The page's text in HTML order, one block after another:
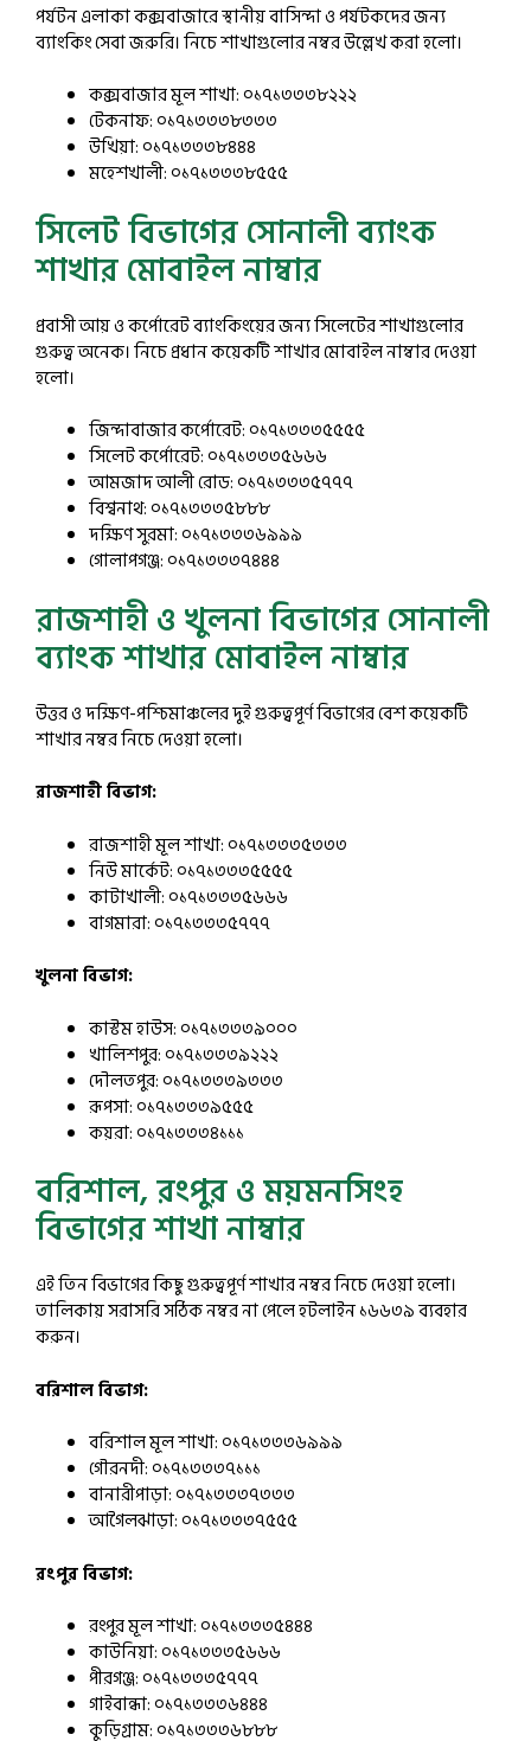
পর্যটন এলাকা কক্সবাজারে স্থানীয় বাসিন্দা ও পর্যটকদের জন্য
ব্যাংকিং সেবা জরুরি। নিচে শাখাগুলোর নম্বর উল্লেখ করা হলো।
কক্সবাজার মূল শাখা: ০১৭১৩৩৩৮২২২
টেকনাফ: ০১৭১৩৩৩৮৩৩৩
উখিয়া: ০১৭১৩৩৩৮৪৪৪
মহেশখালী: ০১৭১৩৩৩৮৫৫৫
সিলেট বিভাগের সোনালী ব্যাংক
শাখার মোবাইল নাম্বার
প্রবাসী আয় ও কর্পোরেট ব্যাংকিংয়ের জন্য সিলেটের শাখাগুলোর
গুরুত্ব অনেক। নিচে প্রধান কয়েকটি শাখার মোবাইল নাম্বার দেওয়া
হলো।
জিন্দাবাজার কর্পোরেট: ০১৭১৩৩৩৫৫৫৫
সিলেট কর্পোরেট: ০১৭১৩৩৩৫৬৬৬
আমজাদ আলী রোড: ০১৭১৩৩৩৫৭৭৭
বিশ্বনাথ: ০১৭১৩৩৩৫৮৮৮
দক্ষিণ সুরমা: ০১৭১৩৩৩৬৯৯৯
গোলাপগঞ্জ: ০১৭১৩৩৩৭৪৪৪
রাজশাহী ও খুলনা বিভাগের সোনালী
ব্যাংক শাখার মোবাইল নাম্বার
উত্তর ও দক্ষিণ-পশ্চিমাঞ্চলের দুই গুরুত্বপূর্ণ বিভাগের বেশ কয়েকটি
শাখার নম্বর নিচে দেওয়া হলো।
রাজশাহী বিভাগ:
রাজশাহী মূল শাখা: ০১৭১৩৩৩৫৩৩৩
নিউ মার্কেট: ০১৭১৩৩৩৫৫৫৫
কাটাখালী: ০১৭১৩৩৩৫৬৬৬
বাগমারা: ০১৭১৩৩৩৫৭৭৭
খুলনা বিভাগ:
কাস্টম হাউস: ০১৭১৩৩৩৯০০০
খালিশপুর: ০১৭১৩৩৩৯২২২
দৌলতপুর: ০১৭১৩৩৩৯৩৩৩
রূপসা: ০১৭১৩৩৩৯৫৫৫
কয়রা: ০১৭১৩৩৩৪১১১
বরিশাল, রংপুর ও ময়মনসিংহ
বিভাগের শাখা নাম্বার
এই তিন বিভাগের কিছু গুরুত্বপূর্ণ শাখার নম্বর নিচে দেওয়া হলো।
তালিকায় সরাসরি সঠিক নম্বর না পেলে হটলাইন ১৬৬৩৯ ব্যবহার
করুন।
বরিশাল বিভাগ:
বরিশাল মূল শাখা: ০১৭১৩৩৩৬৯৯৯
গৌরনদী: ০১৭১৩৩৩৭১১১
বানারীপাড়া: ০১৭১৩৩৩৭৩৩৩
আগৈলঝাড়া: ০১৭১৩৩৩৭৫৫৫
রংপুর বিভাগ:
রংপুর মূল শাখা: ০১৭১৩৩৩৫৪৪৪
কাউনিয়া: ০১৭১৩৩৩৫৬৬৬
পীরগঞ্জ: ০১৭১৩৩৩৫৭৭৭
গাইবান্ধা: ০১৭১৩৩৩৬৪৪৪
কুড়িগ্রাম: ০১৭১৩৩৩৬৮৮৮